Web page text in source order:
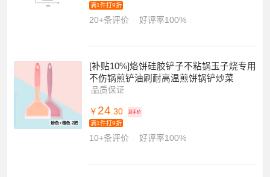
满1件打9折
20+条评价 好评率100%
[补贴10%]烙饼硅胶铲子不粘锅玉子烧专用
不伤锅煎铲油刷耐高温煎饼锅铲炒菜
品质保证
￥ 24 .30 到手价
满1件打9折
10+条评价 好评率100%